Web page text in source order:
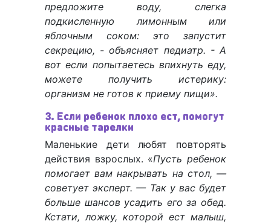
предложите воду, слегка
подкисленную лимонным или
яблочным соком: это запустит
секрецию, - объясняет педиатр. - А
вот если попытаетесь впихнуть еду,
можете получить истерику:
организм не готов к приему пищи».
3. Если ребенок плохо ест, помогут
красные тарелки
Маленькие дети любят повторять
действия взрослых. «Пусть ребенок
помогает вам накрывать на стол, —
советует эксперт. — Так у вас будет
больше шансов усадить его за обед.
Кстати, ложку, которой ест малыш,